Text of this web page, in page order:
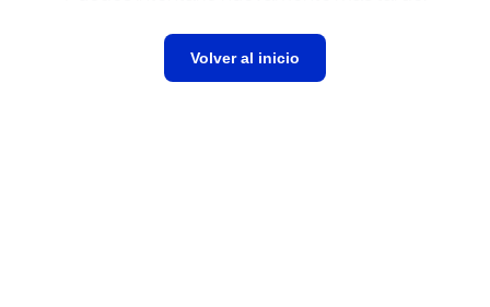
Volver al inicio